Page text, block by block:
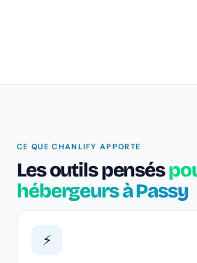
CE QUE CHANLIFY APPORTE
Les outils pensés
hébergeurs à Passy
⚡